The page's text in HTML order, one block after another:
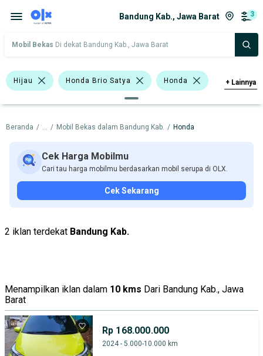
Bandung Kab., Jawa Barat 3
Mobil Bekas Di dekat Bandung Kab., Jawa Barat
Hijau Honda Brio Satya Honda
Harga Merek Dan Model Tahun
Tipe Bodi Tipe Membership
+ Lainnya
Beranda / ... / Mobil Bekas dalam Bandung Kab. / Honda
Cek Harga Mobilmu
Cari tau harga mobilmu berdasarkan mobil serupa di OLX.
Cek Sekarang
2 iklan terdekat Bandung Kab.
Menampilkan iklan dalam 10 kms Dari Bandung Kab., Jawa
Barat
Rp 168.000.000
2024 - 5.000-10.000 km